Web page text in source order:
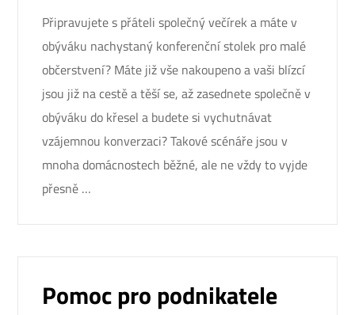
Připravujete s přáteli společný večírek a máte v
obýváku nachystaný konferenční stolek pro malé
občerstvení? Máte již vše nakoupeno a vaši blízcí
jsou již na cestě a těší se, až zasednete společně v
obýváku do křesel a budete si vychutnávat
vzájemnou konverzaci? Takové scénáře jsou v
mnoha domácnostech běžné, ale ne vždy to vyjde
přesně …
Pomoc pro podnikatele